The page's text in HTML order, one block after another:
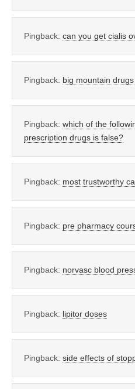
Pingback: can you get cialis
Pingback: big mountain
Pingback: which of the
prescription drugs is false?
Pingback: most trustworthy
Pingback: pre pharmacy
Pingback: norvasc blood
Pingback: lipitor doses
Pingback: side effects of